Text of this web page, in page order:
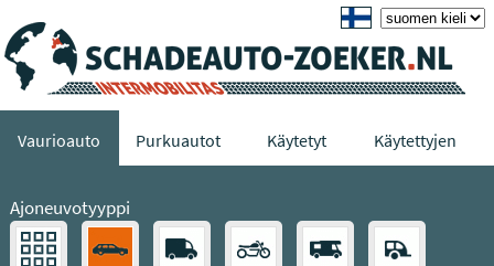
Vaurioauto Purkuautot Käytetyt Käytettyjen
Ajoneuvotyyppi